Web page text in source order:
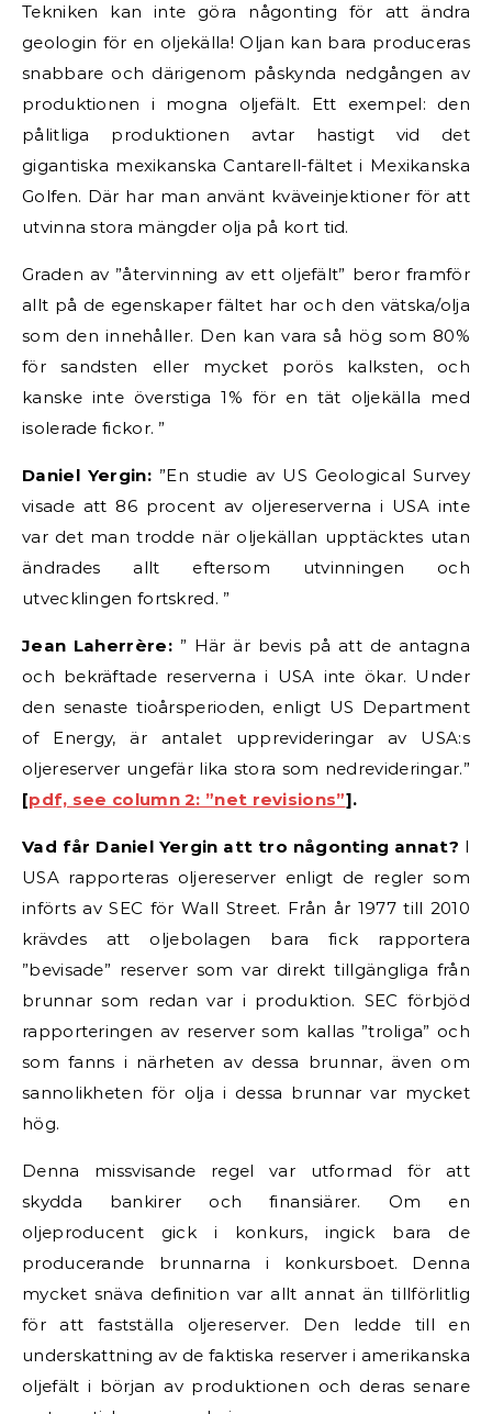
Tekniken kan inte göra någonting för att ändra
geologin för en oljekälla! Oljan kan bara produceras
snabbare och därigenom påskynda nedgången av
produktionen i mogna oljefält. Ett exempel: den
pålitliga produktionen avtar hastigt vid det
gigantiska mexikanska Cantarell-fältet i Mexikanska
Golfen. Där har man använt kväveinjektioner för att
utvinna stora mängder olja på kort tid.
Graden av ”återvinning av ett oljefält” beror framför
allt på de egenskaper fältet har och den vätska/olja
som den innehåller. Den kan vara så hög som 80%
för sandsten eller mycket porös kalksten, och
kanske inte överstiga 1% för en tät oljekälla med
isolerade fickor. ”
Daniel Yergin:”En studie av US Geological Survey
visade att 86 procent av oljereserverna i USA inte
var det man trodde när oljekällan upptäcktes utan
ändrades allt eftersom utvinningen och
utvecklingen fortskred. ”
Jean Laherrère:” Här är bevis på att de antagna
och bekräftade reserverna i USA inte ökar. Under
den senaste tioårsperioden, enligt US Department
of Energy, är antalet upprevideringar av USA:s
oljereserver ungefär lika stora som nedrevideringar.”
[pdf, see column 2: ”net revisions”].
Vad får Daniel Yergin att tro någonting annat? I
USA rapporteras oljereserver enligt de regler som
införts av SEC för Wall Street. Från år 1977 till 2010
krävdes att oljebolagen bara fick rapportera
”bevisade” reserver som var direkt tillgängliga från
brunnar som redan var i produktion. SEC förbjöd
rapporteringen av reserver som kallas ”troliga” och
som fanns i närheten av dessa brunnar, även om
sannolikheten för olja i dessa brunnar var mycket
hög.
Denna missvisande regel var utformad för att
skydda bankirer och finansiärer. Om en
oljeproducent gick i konkurs, ingick bara de
producerande brunnarna i konkursboet. Denna
mycket snäva definition var allt annat än tillförlitlig
för att fastställa oljereserver. Den ledde till en
underskattning av de faktiska reserver i amerikanska
oljefält i början av produktionen och deras senare